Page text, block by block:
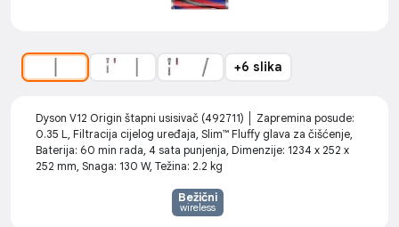
+6 slika
Dyson V12 Origin štapni usisivač (492711) │ Zapremina posude:
0.35 L, Filtracija cijelog uređaja, Slim™ Fluffy glava za čišćenje,
Baterija: 60 min rada, 4 sata punjenja, Dimenzije: 1234 x 252 x
252 mm, Snaga: 130 W, Težina: 2.2 kg
Bežični
wireless